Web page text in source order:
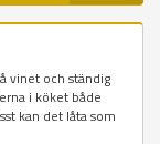
vinet och ständig
i köket både
kan det låta som